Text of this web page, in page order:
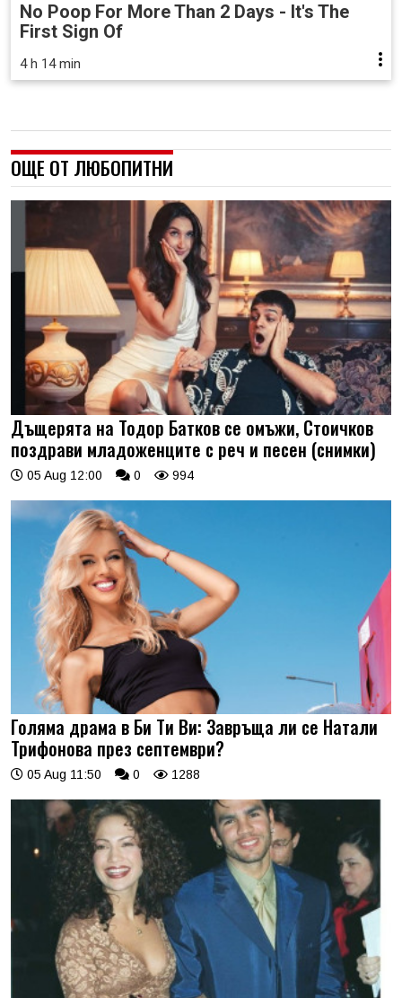
No Poop For More Than 2 Days - It's The
First Sign Of
4 h 14 min
ОЩЕ ОТ ЛЮБОПИТНИ
Дъщерята на Тодор Батков се омъжи, Стоичков
поздрави младоженците с реч и песен (снимки)
05 Aug 12:00 0 994
Голяма драма в Би Ти Ви: Завръща ли се Натали
Трифонова през септември?
05 Aug 11:50 0 1288